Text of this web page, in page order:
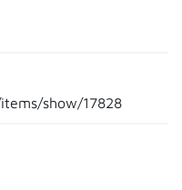
show/17828